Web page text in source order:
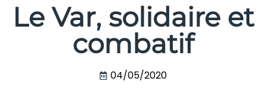
Le Var, solidaire et
combatif
04/05/2020